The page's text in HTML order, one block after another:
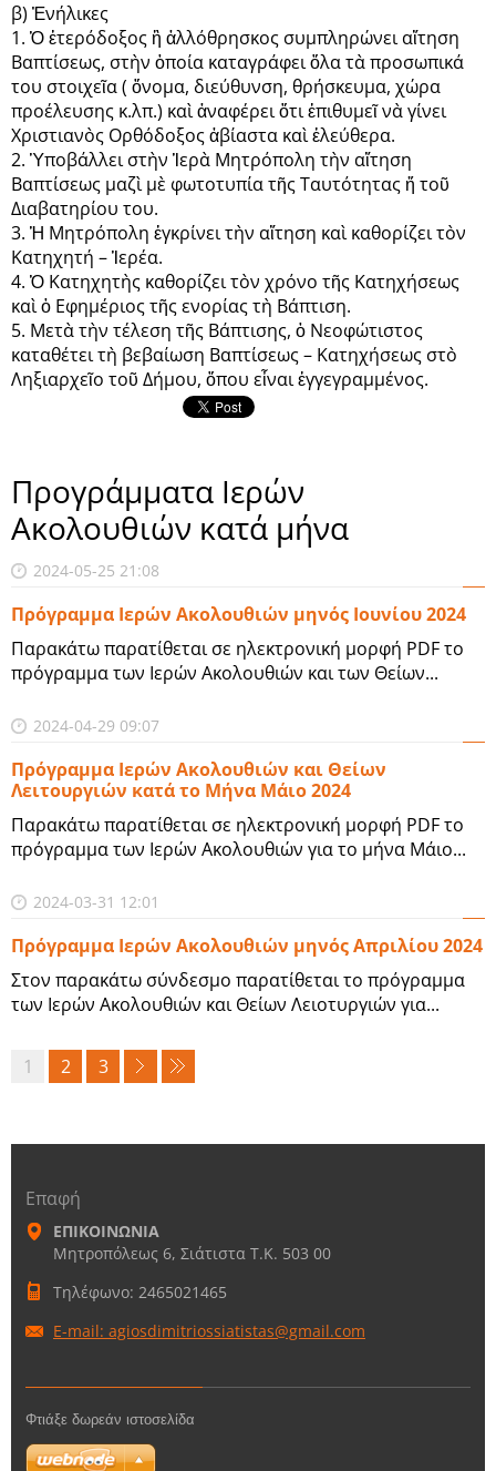
β) Ἐνήλικες
1. Ὁ ἑτερόδοξος ἢ ἀλλόθρησκος συμπληρώνει αἴτηση
Βαπτίσεως, στὴν ὁποία καταγράφει ὅλα τὰ προσωπικά
του στοιχεῖα ( ὄνομα, διεύθυνση, θρήσκευμα, χώρα
προέλευσης κ.λπ.) καὶ ἀναφέρει ὅτι ἐπιθυμεῖ νὰ γίνει
Χριστιανὸς Ορθόδοξος ἀβίαστα καὶ ἐλεύθερα.
2. Ὑποβάλλει στὴν Ἱερὰ Μητρόπολη τὴν αἴτηση
Βαπτίσεως μαζὶ μὲ φωτοτυπία τῆς Ταυτότητας ἤ τοῦ
Διαβατηρίου του.
3. Ἡ Μητρόπολη ἐγκρίνει τὴν αἴτηση καὶ καθορίζει τὸν
Κατηχητή – Ἱερέα.
4. Ὁ Κατηχητὴς καθορίζει τὸν χρόνο τῆς Κατηχήσεως
καὶ ὁ Εφημέριος τῆς ενορίας τὴ Βάπτιση.
5. Μετὰ τὴν τέλεση τῆς Βάπτισης, ὁ Νεοφώτιστος
καταθέτει τὴ βεβαίωση Βαπτίσεως – Κατηχήσεως στὸ
Ληξιαρχεῖο τοῦ Δήμου, ὅπου εἶναι ἐγγεγραμμένος.
Προγράμματα Ιερών
Ακολουθιών κατά μήνα
2024-05-25 21:08
Πρόγραμμα Ιερών Ακολουθιών μηνός Ιουνίου 2024
Παρακάτω παρατίθεται σε ηλεκτρονική μορφή PDF το
πρόγραμμα των Ιερών Ακολουθιών και των Θείων...
2024-04-29 09:07
Πρόγραμμα Ιερών Ακολουθιών και Θείων
Λειτουργιών κατά το Μήνα Μάιο 2024
Παρακάτω παρατίθεται σε ηλεκτρονική μορφή PDF το
πρόγραμμα των Ιερών Ακολουθιών για το μήνα Μάιο...
2024-03-31 12:01
Πρόγραμμα Ιερών Ακολουθιών μηνός Απριλίου 2024
Στον παρακάτω σύνδεσμο παρατίθεται το πρόγραμμα
των Ιερών Ακολουθιών και Θείων Λειοτυργιών για...
1 2 3
Επαφή
ΕΠΙΚΟΙΝΩΝΙΑ
Μητροπόλεως 6, Σιάτιστα Τ.Κ. 503 00
Τηλέφωνο: 2465021465
E-mail: agiosdimitriossiatistas@gmail.com
Φτιάξε δωρεάν ιστοσελίδα